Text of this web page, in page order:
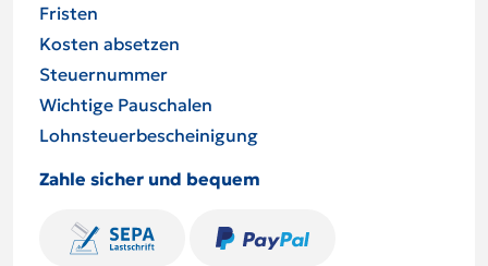
Fristen
Kosten absetzen
Steuernummer
Wichtige Pauschalen
Lohnsteuer­be­schei­ni­gung
Zahle sicher und bequem